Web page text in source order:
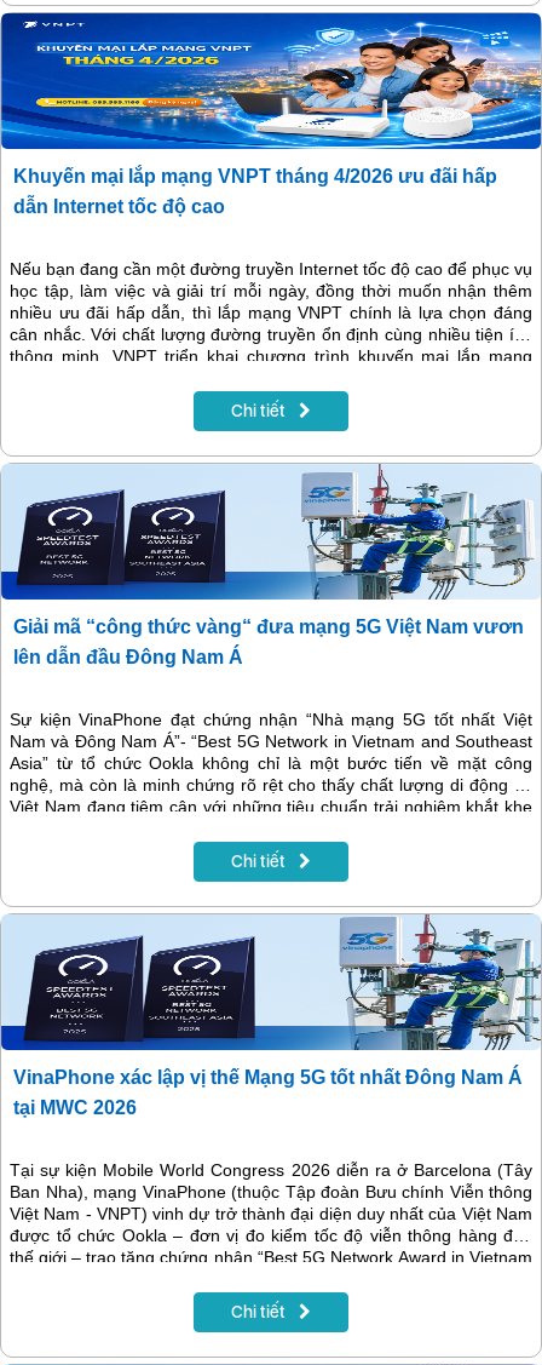
Khuyến mại lắp mạng VNPT tháng 4/2026 ưu đãi hấp
dẫn Internet tốc độ cao
Nếu bạn đang cần một đường truyền Internet tốc độ cao để phục vụ
học tập, làm việc và giải trí mỗi ngày, đồng thời muốn nhận thêm
nhiều ưu đãi hấp dẫn, thì lắp mạng VNPT chính là lựa chọn đáng
cân nhắc. Với chất lượng đường truyền ổn định cùng nhiều tiện ích
thông minh, VNPT triển khai chương trình khuyến mại lắp mạng
Chi tiết
Giải mã “công thức vàng“ đưa mạng 5G Việt Nam vươn
lên dẫn đầu Đông Nam Á
Sự kiện VinaPhone đạt chứng nhận “Nhà mạng 5G tốt nhất Việt
Nam và Đông Nam Á”- “Best 5G Network in Vietnam and Southeast
Asia” từ tổ chức Ookla không chỉ là một bước tiến về mặt công
nghệ, mà còn là minh chứng rõ rệt cho thấy chất lượng di động tại
Việt Nam đang tiệm cận với những tiêu chuẩn trải nghiệm khắt khe
Chi tiết
VinaPhone xác lập vị thế Mạng 5G tốt nhất Đông Nam Á
tại MWC 2026
Tại sự kiện Mobile World Congress 2026 diễn ra ở Barcelona (Tây
Ban Nha), mạng VinaPhone (thuộc Tập đoàn Bưu chính Viễn thông
Việt Nam - VNPT) vinh dự trở thành đại diện duy nhất của Việt Nam
được tổ chức Ookla – đơn vị đo kiểm tốc độ viễn thông hàng đầu
thế giới – trao tặng chứng nhận “Best 5G Network Award in Vietnam
Chi tiết